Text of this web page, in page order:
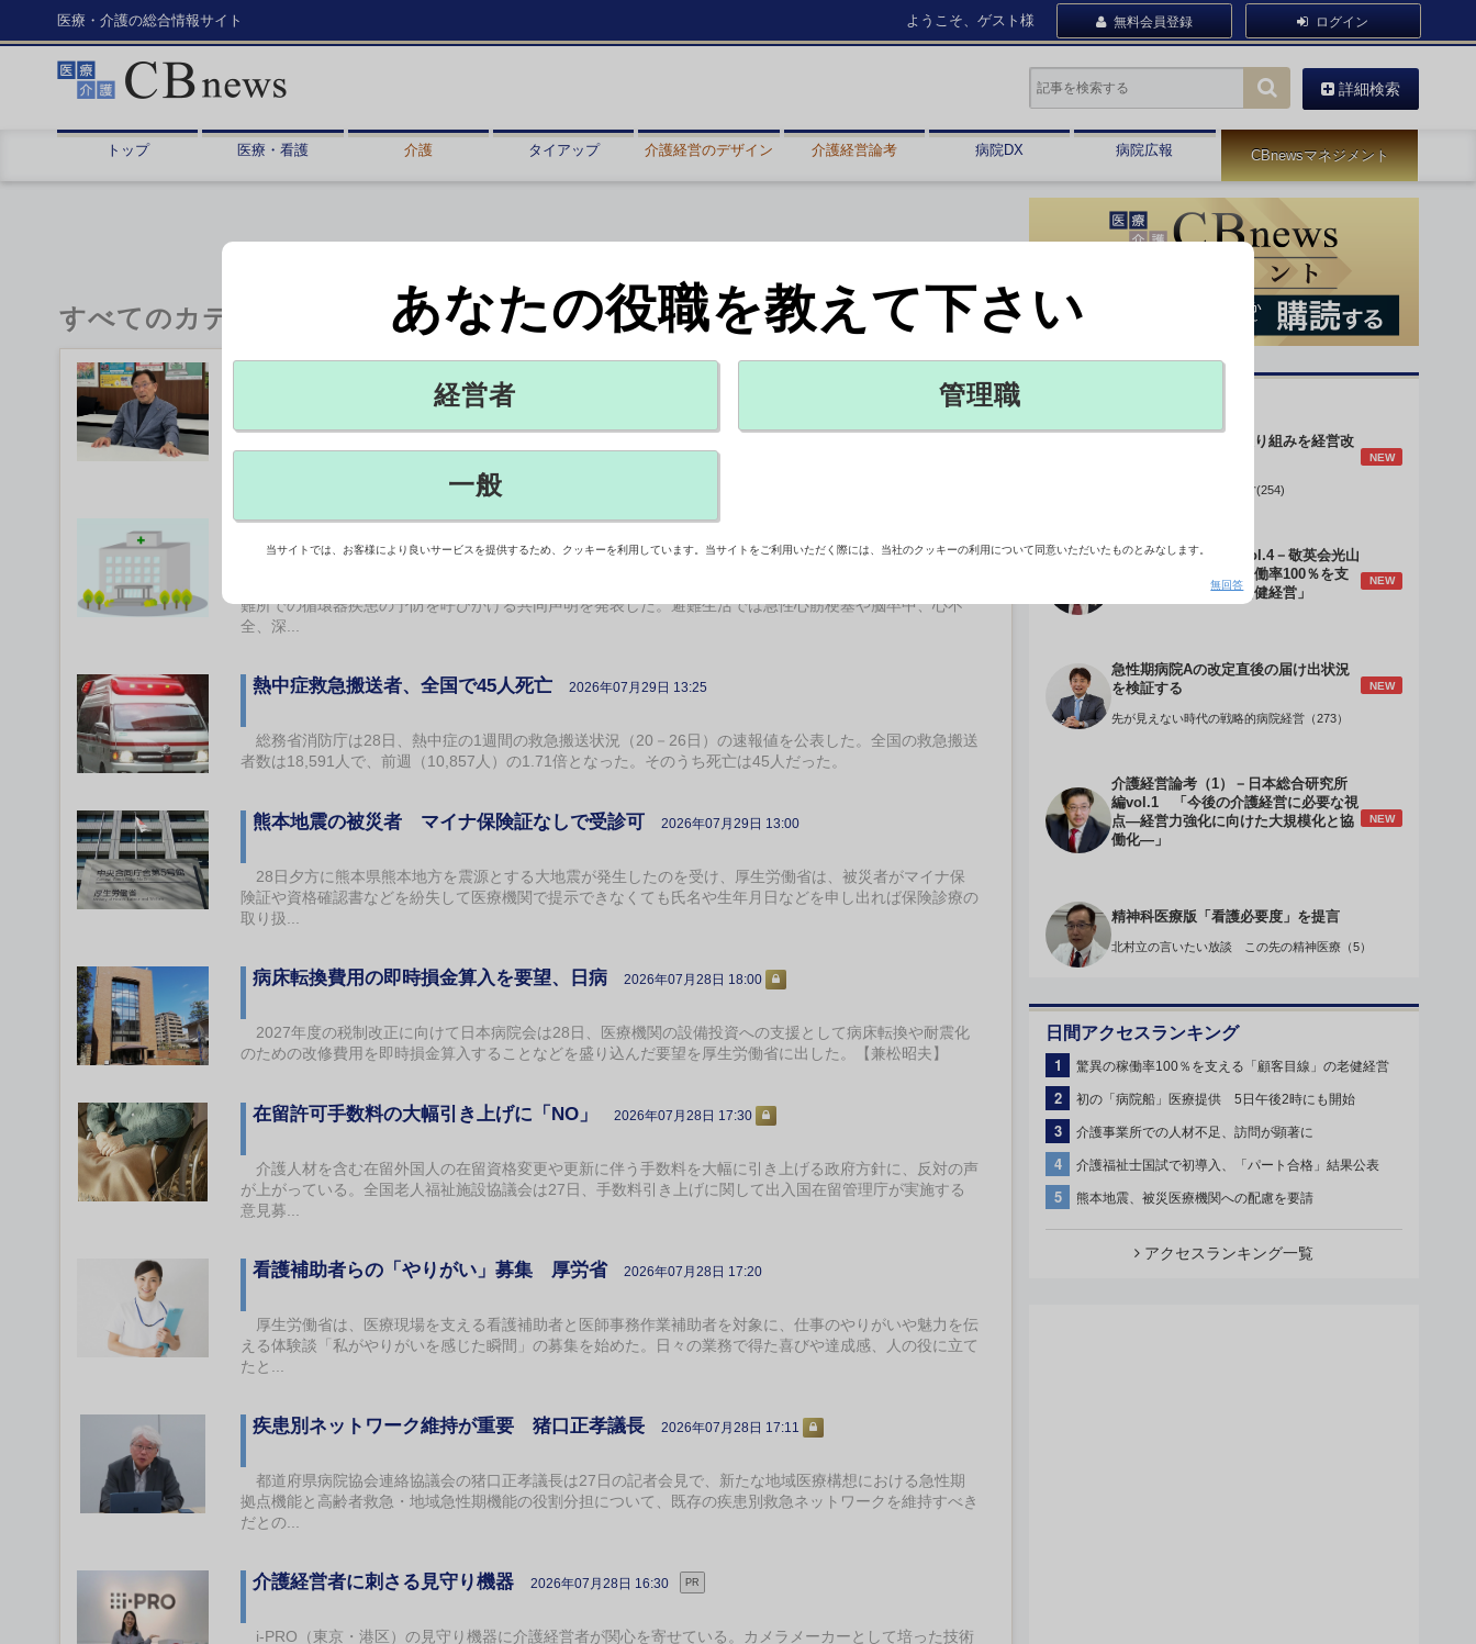
医療・介護の総合情報サイト ようこそ、ゲスト様 無料会員登録 ログイン
詳細検索
トップ 医療・看護 介護 タイアップ 介護経営のデザイン 介護経営論考 病院DX 病院広報 CBnewsマネジメント
すべてのカテゴリ
埼玉県川口市で介護支援専門員（ケアマネジャー）の女性が利用者宅で殺害される大変痛ましい事件が先
月起き、特に訪問に携わる介護関係者にショックと不安が広がっている。約3万2,000人のケアマネジャー
避難所での循環器疾患予防を呼びかけ 関係3学会
難所での循環器疾患の予防を呼びかける共同声明を発表した。避難生活では急性心筋梗塞や脳卒中、心不
全、深...
熱中症救急搬送者、全国で45人死亡 2026年07月29日 13:25
総務省消防庁は28日、熱中症の1週間の救急搬送状況（20－26日）の速報値を公表した。全国の救急搬送
者数は18,591人で、前週（10,857人）の1.71倍となった。そのうち死亡は45人だった。
熊本地震の被災者 マイナ保険証なしで受診可 2026年07月29日 13:00
28日夕方に熊本県熊本地方を震源とする大地震が発生したのを受け、厚生労働省は、被災者がマイナ保
険証や資格確認書などを紛失して医療機関で提示できなくても氏名や生年月日などを申し出れば保険診療の
取り扱...
病床転換費用の即時損金算入を要望、日病 2026年07月28日 18:00
2027年度の税制改正に向けて日本病院会は28日、医療機関の設備投資への支援として病床転換や耐震化
のための改修費用を即時損金算入することなどを盛り込んだ要望を厚生労働省に出した。【兼松昭夫】
在留許可手数料の大幅引き上げに「NO」 2026年07月28日 17:30
介護人材を含む在留外国人の在留資格変更や更新に伴う手数料を大幅に引き上げる政府方針に、反対の声
が上がっている。全国老人福祉施設協議会は27日、手数料引き上げに関して出入国在留管理庁が実施する
意見募...
看護補助者らの「やりがい」募集 厚労省 2026年07月28日 17:20
厚生労働省は、医療現場を支える看護補助者と医師事務作業補助者を対象に、仕事のやりがいや魅力を伝
える体験談「私がやりがいを感じた瞬間」の募集を始めた。日々の業務で得た喜びや達成感、人の役に立て
たと...
疾患別ネットワーク維持が重要 猪口正孝議長 2026年07月28日 17:11
都道府県病院協会連絡協議会の猪口正孝議長は27日の記者会見で、新たな地域医療構想における急性期
拠点機能と高齢者救急・地域急性期機能の役割分担について、既存の疾患別救急ネットワークを維持すべき
だとの...
介護経営者に刺さる見守り機器 2026年07月28日 16:30 PR
i-PRO（東京・港区）の見守り機器に介護経営者が関心を寄せている。カメラメーカーとして培った技術
身体的拘束最小化の取り組みを経営改
NEW
データで読み解く病院経営(254)
介護経営のデザインVol.4－敬英会光山
誠理事長 「驚異の稼働率100％を支
える『顧客目線』の老健経営」
NEW
急性期病院Aの改定直後の届け出状況
を検証する
NEW
先が見えない時代の戦略的病院経営（273）
介護経営論考（1）－日本総合研究所
編vol.1 「今後の介護経営に必要な視
点―経営力強化に向けた大規模化と協
働化―」
NEW
精神科医療版「看護必要度」を提言
北村立の言いたい放談 この先の精神医療（5）
日間アクセスランキング
1 驚異の稼働率100％を支える「顧客目線」の老健経営
2 初の「病院船」医療提供 5日午後2時にも開始
3 介護事業所での人材不足、訪問が顕著に
4 介護福祉士国試で初導入、「パート合格」結果公表
5 熊本地震、被災医療機関への配慮を要請
アクセスランキング一覧
あなたの役職を教えて下さい
経営者 管理職
一般
当サイトでは、お客様により良いサービスを提供するため、クッキーを利用しています。当サイトをご利用いただく際には、当社のクッキーの利用について同意いただいたものとみなします。
無回答